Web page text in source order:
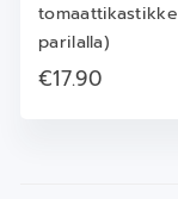
parilalla)
€17.90